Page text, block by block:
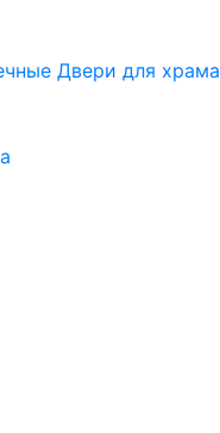
Двери для храма